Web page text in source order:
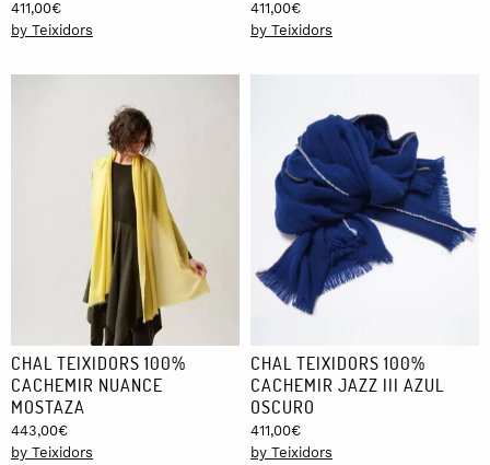
411,00€
by Teixidors
411,00€
by Teixidors
CHAL TEIXIDORS 100%
CACHEMIR NUANCE
MOSTAZA
443,00€
by Teixidors
CHAL TEIXIDORS 100%
CACHEMIR JAZZ III AZUL
OSCURO
411,00€
by Teixidors